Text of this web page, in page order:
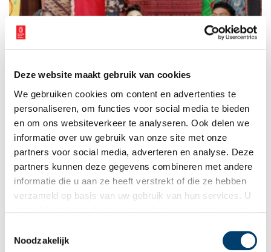
Deze website maakt gebruik van cookies
We gebruiken cookies om content en advertenties te
personaliseren, om functies voor social media te bieden
en om ons websiteverkeer te analyseren. Ook delen we
informatie over uw gebruik van onze site met onze
partners voor social media, adverteren en analyse. Deze
partners kunnen deze gegevens combineren met andere
informatie die u aan ze heeft verstrekt of die ze hebben
verzameld op basis van uw gebruik van hun services. U
Noodzakelijk
verleden
Een nieuwe, kritische kijk op het koloniale verleden, dat was
voor het Amsterdamse Tropenmuseum reden om de vaste
opstelling eens flink op de schop te nemen.